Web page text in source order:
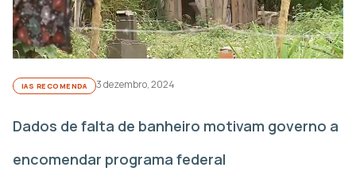
IAS RECOMENDA 3 dezembro, 2024
Dados de falta de banheiro motivam governo a
encomendar programa federal